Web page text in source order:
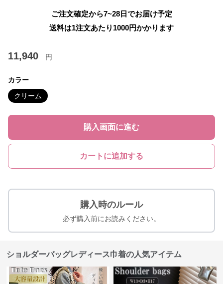
ご注文確定から7~28日でお届け予定
送料は1注文あたり 1000円かかります
11,940 円
カラー
クリーム
購入画面に進む
カートに追加する
購入時のルール
必ず購入前にお読みください。
ショルダーバッグレディース巾着の人気アイテム